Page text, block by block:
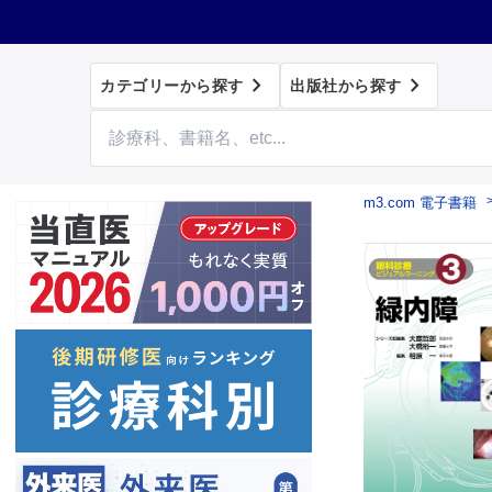
カテゴリーから探す  出版社から探す 
m3.com 電子書籍